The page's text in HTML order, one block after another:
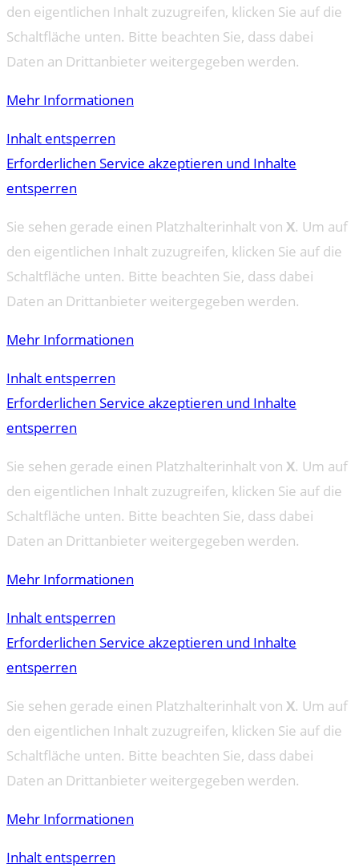
den eigentlichen Inhalt zuzugreifen, klicken Sie auf die
Schaltfläche unten. Bitte beachten Sie, dass dabei
Daten an Drittanbieter weitergegeben werden.
Mehr Informationen
Inhalt entsperren
Erforderlichen Service akzeptieren und Inhalte
entsperren
Sie sehen gerade einen Platzhalterinhalt von X. Um auf
den eigentlichen Inhalt zuzugreifen, klicken Sie auf die
Schaltfläche unten. Bitte beachten Sie, dass dabei
Daten an Drittanbieter weitergegeben werden.
Mehr Informationen
Inhalt entsperren
Erforderlichen Service akzeptieren und Inhalte
entsperren
Sie sehen gerade einen Platzhalterinhalt von X. Um auf
den eigentlichen Inhalt zuzugreifen, klicken Sie auf die
Schaltfläche unten. Bitte beachten Sie, dass dabei
Daten an Drittanbieter weitergegeben werden.
Mehr Informationen
Inhalt entsperren
Erforderlichen Service akzeptieren und Inhalte
entsperren
Sie sehen gerade einen Platzhalterinhalt von X. Um auf
den eigentlichen Inhalt zuzugreifen, klicken Sie auf die
Schaltfläche unten. Bitte beachten Sie, dass dabei
Daten an Drittanbieter weitergegeben werden.
Mehr Informationen
Inhalt entsperren